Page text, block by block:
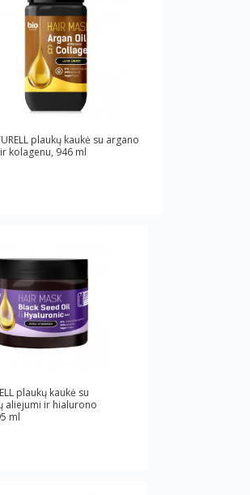
plaukų kaukė su argano
kolagenu, 946 ml
plaukų kaukė su
aliejumi ir hialurono
ml